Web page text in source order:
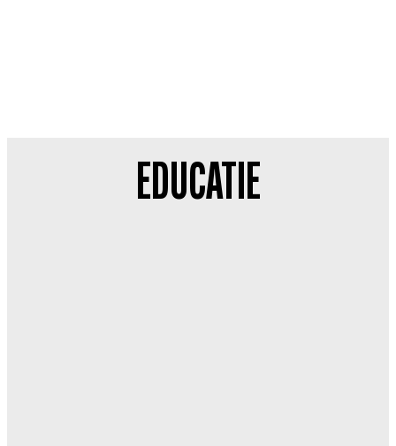
EDUCATIE